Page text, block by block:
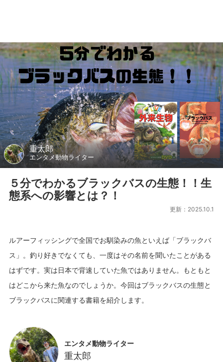
重太郎
エンタメ動物ライター
５分でわかるブラックバスの生態！！生
態系への影響とは？！
更新：2025.10.1
ルアーフィッシングで全国でお馴染みの魚といえば「ブラックバ
ス」。釣り好きでなくても、一度はその名前を聞いたことがある
はずです。実は日本で背速していた魚ではありません。もともと
はどこから来た魚なのでしょうか。今回はブラックバスの生態と
エンタメ動物ライター
重太郎